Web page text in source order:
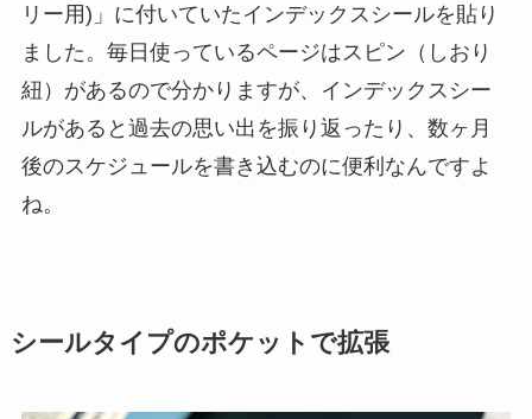
リー用)」に付いていたインデックスシールを貼り
ました。毎日使っているページはスピン（しおり
紐）があるので分かりますが、インデックスシー
ルがあると過去の思い出を振り返ったり、数ヶ月
後のスケジュールを書き込むのに便利なんですよ
ね。
シールタイプのポケットで拡張